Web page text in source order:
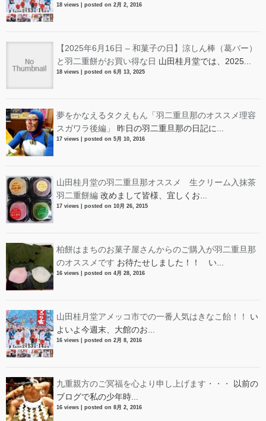
18 views posted on 2月 2, 2016
【2025年6月16日 – 和菓子の日】涼しん棒（葛バー）
と羽二重餅がお買い得な日 山田桂月堂では、2025...
18 views posted on 6月 13, 2025
夢をかなえるタクえもん「羽二重旦那のオススメ理容
スガワラ後編」
昨日の羽二重旦那の日記に...
17 views posted on 5月 10, 2016
山田桂月堂の羽二重旦那オススメ 生クリーム入抹茶
羽二重餅編 改めまして皆様、宜しくお...
17 views posted on 10月 26, 2015
柏餅はまちのお菓子屋さんからのご購入が羽二重旦那
のオススメです お待たせしました！！ い...
16 views posted on 4月 28, 2016
山田桂月堂アメッコ市での一番人気はきなこ飴！！
い
よいよ今週末、大館のお...
16 views posted on 2月 8, 2016
九重親方のご冥福を心より申し上げます・・・
以前の
ブログで私の少年時...
16 views posted on 8月 2, 2016